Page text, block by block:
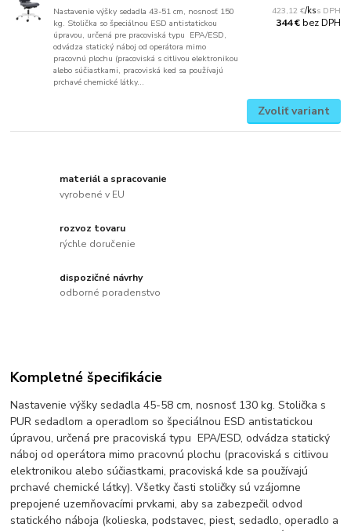
Nastavenie výšky sedadla 43-51 cm, nosnosť 150
kg. Stolička so špeciálnou ESD antistatickou
úpravou, určená pre pracoviská typu EPA/ESD,
odvádza statický náboj od operátora mimo
pracovnú plochu (pracoviská s citlivou elektronikou
alebo súčiastkami, pracoviská ked sa používajú
prchavé chemické látky...
423,12 €/ks
344 €bez DPH
Zvoliť variant
materiál a spracovanie
vyrobené v EU
rozvoz tovaru
rýchle doručenie
dispozičné návrhy
odborné poradenstvo
Kompletné špecifikácie
Nastavenie výšky sedadla 45-58 cm, nosnosť 130 kg. Stolička s
PUR sedadlom a operadlom so špeciálnou ESD antistatickou
úpravou, určená pre pracoviská typu EPA/ESD, odvádza statický
náboj od operátora mimo pracovnú plochu (pracoviská s citlivou
elektronikou alebo súčiastkami, pracoviská kde sa používajú
prchavé chemické látky). Všetky časti stoličky sú vzájomne
prepojené uzemňovacími prvkami, aby sa zabezpečil odvod
statického náboja (kolieska, podstavec, piest, sedadlo, operadlo a